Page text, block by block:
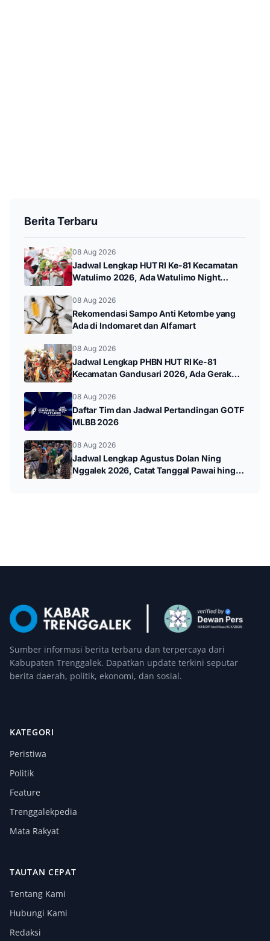
Berita Terbaru
08 Aug 2026
Jadwal Lengkap HUT RI Ke-81 Kecamatan
Watulimo 2026, Ada Watulimo Night
08 Aug 2026
Rekomendasi Sampo Anti Ketombe yang
Ada di Indomaret dan Alfamart
08 Aug 2026
Jadwal Lengkap PHBN HUT RI Ke-81
Kecamatan Gandusari 2026, Ada Gerak
08 Aug 2026
Daftar Tim dan Jadwal Pertandingan GOTF
MLBB 2026
08 Aug 2026
Jadwal Lengkap Agustus Dolan Ning
Nggalek 2026, Catat Tanggal Pawai hingga
Sumber informasi berita terbaru dan terpercaya dari
Kabupaten Trenggalek. Dapatkan update terkini seputar
berita daerah, politik, ekonomi, dan sosial.
KATEGORI
Peristiwa
Politik
Feature
Trenggalekpedia
Mata Rakyat
TAUTAN CEPAT
Tentang Kami
Hubungi Kami
Redaksi